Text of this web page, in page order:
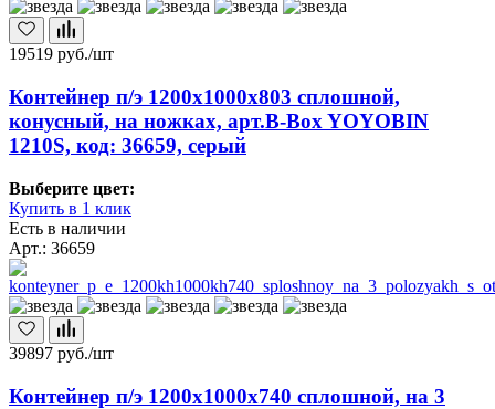
19519 руб./шт
Контейнер п/э 1200х1000х803 сплошной,
конусный, на ножках, арт.B-Box YOYOBIN
1210S, код: 36659, серый
Выберите цвет:
Купить в 1 клик
Есть в наличии
Арт.: 36659
39897 руб./шт
Контейнер п/э 1200х1000х740 сплошной, на 3